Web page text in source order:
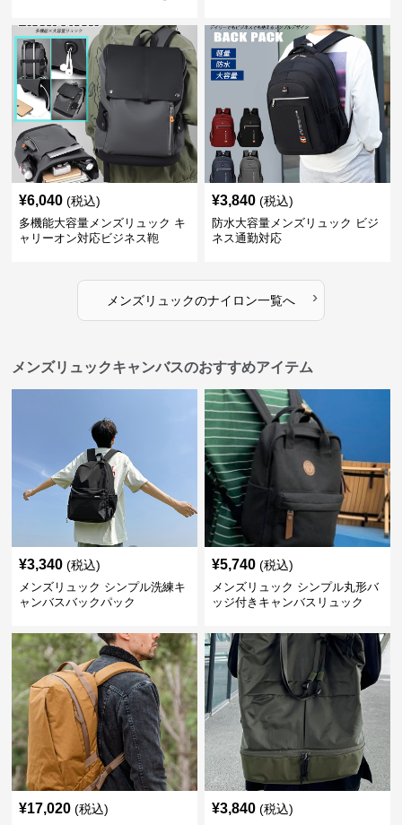
¥6,040 (税込)
多機能大容量メンズリュック キ
ャリーオン対応ビジネス鞄
¥3,840 (税込)
防水大容量メンズリュック ビジ
ネス通勤対応
メンズリュックのナイロン一覧へ ›
メンズリュックキャンバスのおすすめアイテム
¥3,340 (税込)
メンズリュック シンプル洗練キ
ャンバスバックパック
¥5,740 (税込)
メンズリュック シンプル丸形バ
ッジ付きキャンバスリュック
¥17,020 (税込) ¥3,840 (税込)